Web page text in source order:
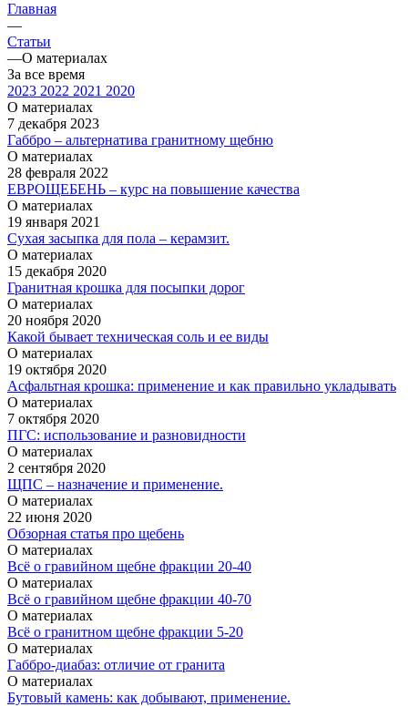
Главная
—
Статьи
—О материалах
За все время
2023 2022 2021 2020
О материалах
7 декабря 2023
Габбро – альтернатива гранитному щебню
О материалах
28 февраля 2022
ЕВРОЩЕБЕНЬ – курс на повышение качества
О материалах
19 января 2021
Сухая засыпка для пола – керамзит.
О материалах
15 декабря 2020
Гранитная крошка для посыпки дорог
О материалах
20 ноября 2020
Какой бывает техническая соль и ее виды
О материалах
19 октября 2020
Асфальтная крошка: применение и как правильно укладывать
О материалах
7 октября 2020
ПГС: использование и разновидности
О материалах
2 сентября 2020
ЩПС – назначение и применение.
О материалах
22 июня 2020
Обзорная статья про щебень
О материалах
Всё о гравийном щебне фракции 20-40
О материалах
Всё о гравийном щебне фракции 40-70
О материалах
Всё о гранитном щебне фракции 5-20
О материалах
Габбро-диабаз: отличие от гранита
О материалах
Бутовый камень: как добывают, применение.